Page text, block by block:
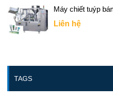
Máy chiết tuýp
Liên hệ
TAGS